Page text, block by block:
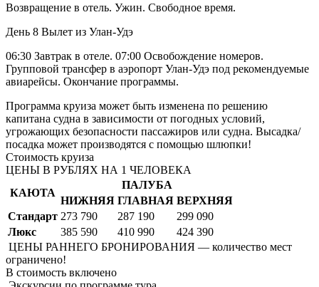
Возвращение в отель. Ужин. Свободное время.
День 8 Вылет из Улан-Удэ
06:30 Завтрак в отеле. 07:00 Освобождение номеров.
Групповой трансфер в аэропорт Улан-Удэ под рекомендуемые
авиарейсы. Окончание программы.
Программа круиза может быть изменена по решению
капитана судна в зависимости от погодных условий,
угрожающих безопасности пассажиров или судна. Высадка/
посадка может производятся с помощью шлюпки!
Стоимость круиза
ЦЕНЫ В РУБЛЯХ НА 1 ЧЕЛОВЕКА
КАЮТА
ПАЛУБА
НИЖНЯЯ ГЛАВНАЯ ВЕРХНЯЯ
Стандарт 273 790 287 190
299 090
Люкс
385 590 410 990
424 390
ЦЕНЫ РАННЕГО БРОНИРОВАНИЯ — количество мест
ограничено!
В стоимость включено